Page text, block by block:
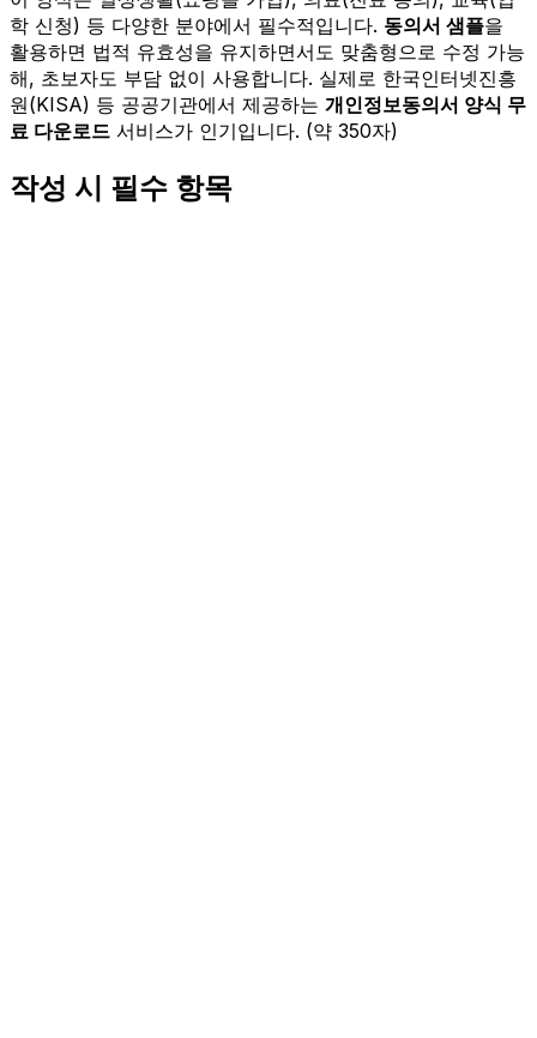
학 신청) 등 다양한 분야에서 필수적입니다. 동의서 샘플을
활용하면 법적 유효성을 유지하면서도 맞춤형으로 수정 가능
해, 초보자도 부담 없이 사용합니다. 실제로 한국인터넷진흥
원(KISA) 등 공공기관에서 제공하는 개인정보동의서 양식 무
료 다운로드 서비스가 인기입니다. (약 350자)
작성 시 필수 항목